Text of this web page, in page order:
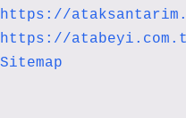
https://
https://
Sitemap